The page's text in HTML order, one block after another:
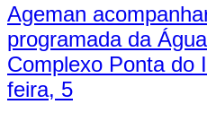
Ageman
programada da
Complexo Ponta do
feira, 5